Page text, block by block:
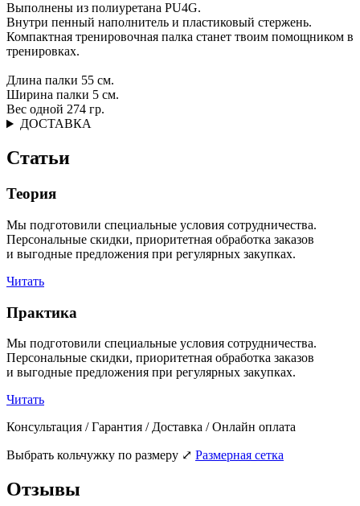
Выполнены из полиуретана PU4G.
Внутри пенный наполнитель и пластиковый стержень.
Компактная тренировочная палка станет твоим помощником в
тренировках.
Длина палки 55 см.
Ширина палки 5 см.
Вес одной 274 гр.
ДОСТАВКА
Статьи
Теория
Мы подготовили специальные условия сотрудничества.
Персональные скидки, приоритетная обработка заказов
и выгодные предложения при регулярных закупках.
Читать
Практика
Мы подготовили специальные условия сотрудничества.
Персональные скидки, приоритетная обработка заказов
и выгодные предложения при регулярных закупках.
Читать
Консультация / Гарантия / Доставка / Онлайн оплата
Выбрать кольчужку по размеру ⤢ Размерная сетка
Отзывы